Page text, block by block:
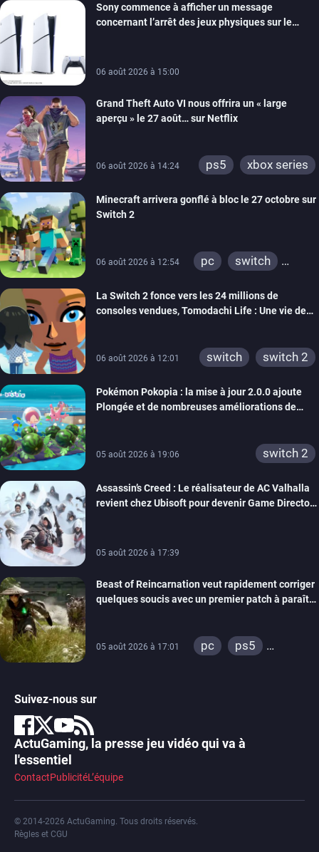
switch
ios
android
ps4
Sony commence à afficher un message
concernant l’arrêt des jeux physiques sur le
06 août 2026 à 15:00
Grand Theft Auto VI nous offrira un « large
aperçu » le 27 août… sur Netflix
06 août 2026 à 14:24 ps5 xbox series
Minecraft arrivera gonflé à bloc le 27 octobre sur
Switch 2
06 août 2026 à 12:54 pc
switch
xbox one
wiiu
3ds
ps3
switch 2
La Switch 2 fonce vers les 24 millions de
consoles vendues, Tomodachi Life : Une vie de
06 août 2026 à 12:01 switch switch 2
Pokémon Pokopia : la mise à jour 2.0.0 ajoute
Plongée et de nombreuses améliorations de
05 août 2026 à 19:06 switch 2
Assassin’s Creed : Le réalisateur de AC Valhalla
revient chez Ubisoft pour devenir Game Director
05 août 2026 à 17:39
Beast of Reincarnation veut rapidement corriger
quelques soucis avec un premier patch à paraître
05 août 2026 à 17:01 pc
ps5
Suivez-nous sur
ActuGaming, la presse jeu vidéo qui va à
l'essentiel
ContactPublicitéL’équipe
© 2014-2026 ActuGaming. Tous droits réservés.
Règles et CGU